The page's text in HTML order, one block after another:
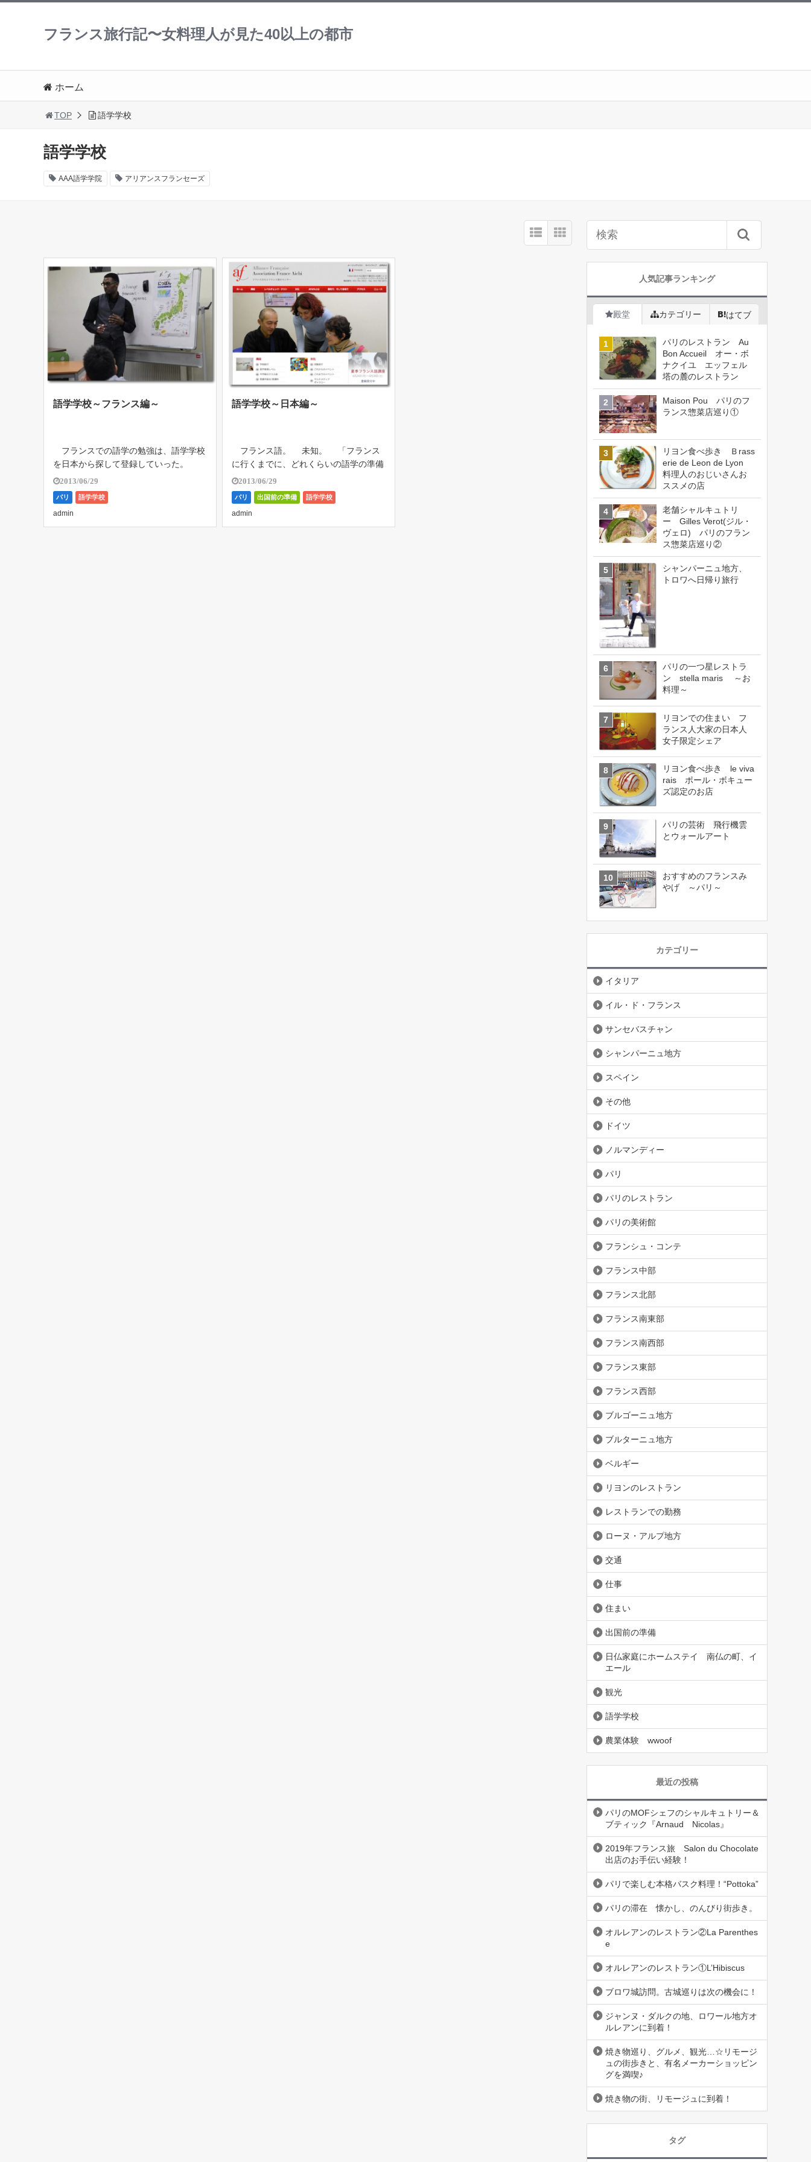
フランス旅行記〜女料理人が見た40以上の都市
ホーム
TOP 語学学校
語学学校
AAA語学学院 アリアンスフランセーズ
語学学校～フランス編～
フランスでの語学の勉強は、語学学校
を日本から探して登録していった。
私が通ったところはここ、2区オペラ座
近くの
2013/06/29
パリ 語学学校
admin
語学学校～日本編～
フランス語。 未知。 「フランス
に行くまでに、どれくらいの語学の準備
をしていったの？」と、滞在中も帰国後
もよく質問される。なんて答えたら適切
なのか分からないけど、
2013/06/29
パリ 出国前の準備 語学学校
admin
人気記事ランキング
殿堂 カテゴリー はてブ
パリのレストラン Au
Bon Accueil オー・ボ
ナクイユ エッフェル
塔の麓のレストラン
Maison Pou パリのフ
ランス惣菜店巡り①
リヨン食べ歩き Ｂrass
erie de Leon de Lyon
料理人のおじいさんお
ススメの店
老舗シャルキュトリ
ー Gilles Verot(ジル・
ヴェロ) パリのフラン
ス惣菜店巡り②
シャンパーニュ地方、
トロワへ日帰り旅行
パリの一つ星レストラ
ン stella maris ～お
料理～
リヨンでの住まい フ
ランス人大家の日本人
女子限定シェア
リヨン食べ歩き le viva
rais ポール・ボキュー
ズ認定のお店
パリの芸術 飛行機雲
とウォールアート
おすすめのフランスみ
やげ ～パリ～
カテゴリー
イタリア
イル・ド・フランス
サンセバスチャン
シャンパーニュ地方
スペイン
その他
ドイツ
ノルマンディー
パリ
パリのレストラン
パリの美術館
フランシュ・コンテ
フランス中部
フランス北部
フランス南東部
フランス南西部
フランス東部
フランス西部
ブルゴーニュ地方
ブルターニュ地方
ベルギー
リヨンのレストラン
レストランでの勤務
ローヌ・アルプ地方
交通
仕事
住まい
出国前の準備
日仏家庭にホームステイ 南仏の町、イ
エール
観光
語学学校
農業体験 wwoof
最近の投稿
パリのMOFシェフのシャルキュトリー＆
ブティック『Arnaud Nicolas』
2019年フランス旅 Salon du Chocolate
出店のお手伝い経験！
パリで楽しむ本格バスク料理！“Pottoka”
パリの滞在 懐かし、のんびり街歩き。
オルレアンのレストラン②La Parenthes
e
オルレアンのレストラン①L’Hibiscus
ブロワ城訪問。古城巡りは次の機会に！
ジャンヌ・ダルクの地、ロワール地方オ
ルレアンに到着！
焼き物巡り、グルメ、観光…☆リモージ
ュの街歩きと、有名メーカーショッピン
グを満喫♪
焼き物の街、リモージュに到着！
タグ